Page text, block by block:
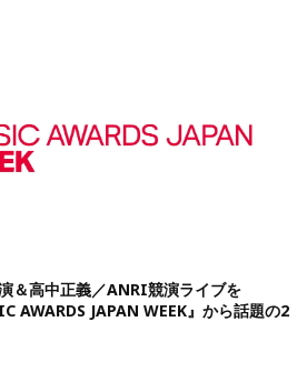
＆高中正義／ANRI競演ライブを
AWARDS JAPAN WEEK』から話題の2